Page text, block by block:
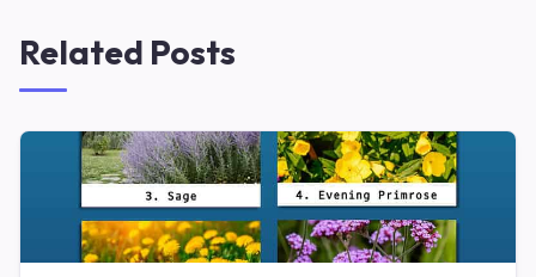
Related Posts